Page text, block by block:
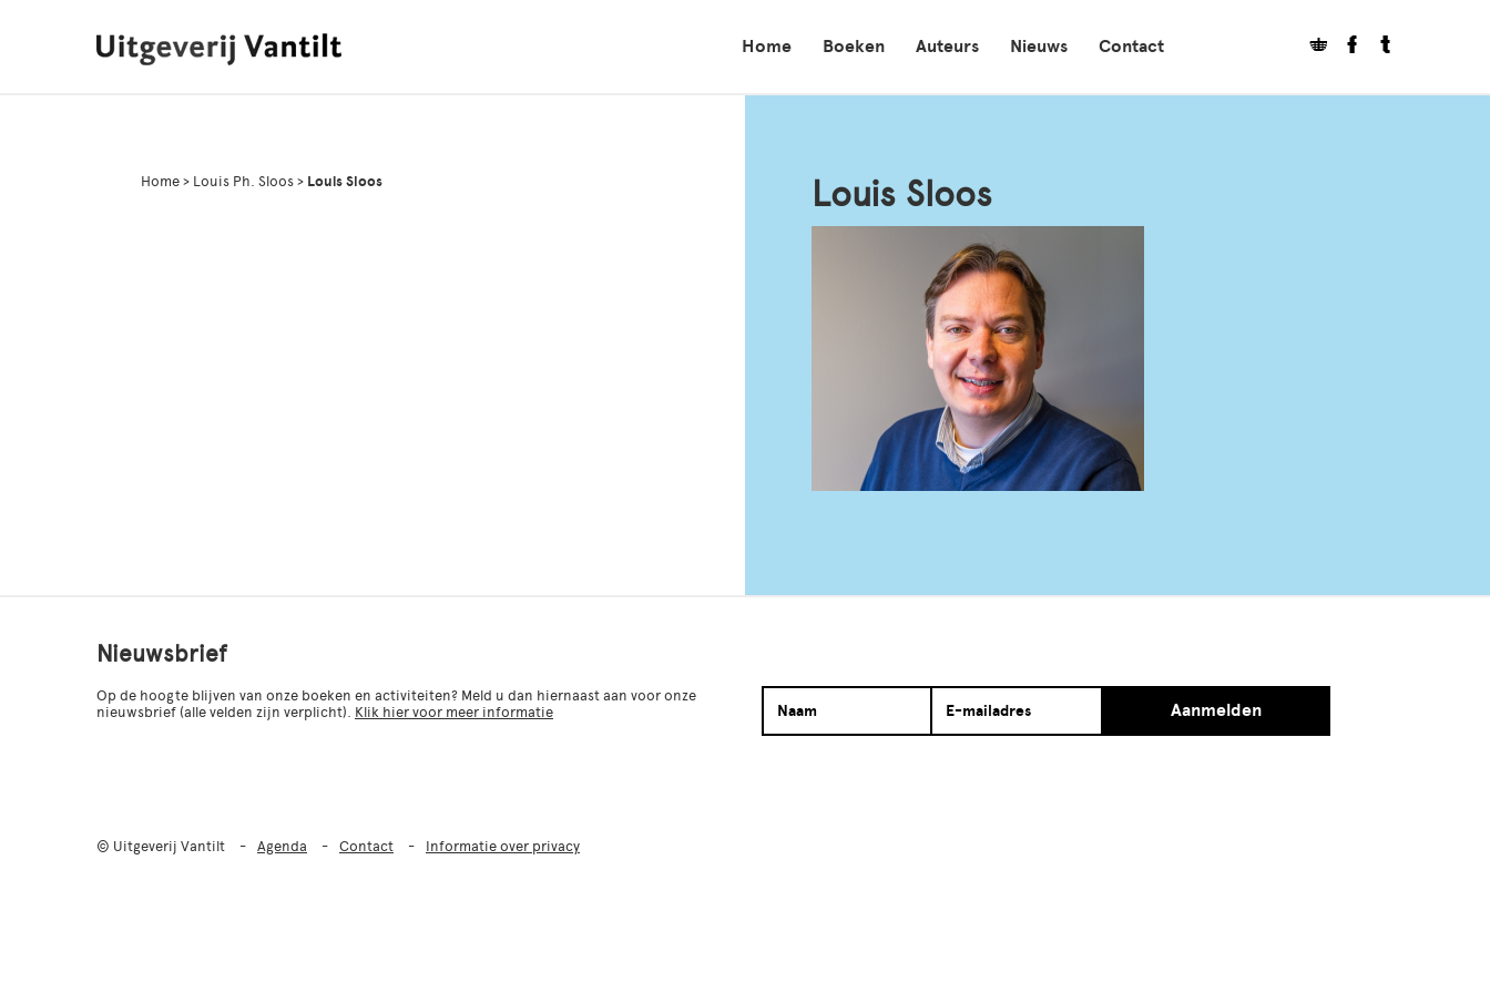
Home Boeken Auteurs Nieuws Contact
Home > Louis Ph. Sloos > Louis Sloos Louis Sloos
Nieuwsbrief
Op de hoogte blijven van onze boeken en activiteiten? Meld u dan hiernaast aan voor onze
nieuwsbrief (alle velden zijn verplicht). Klik hier voor meer informatie Aanmelden
© Uitgeverij Vantilt Agenda Contact Informatie over privacy